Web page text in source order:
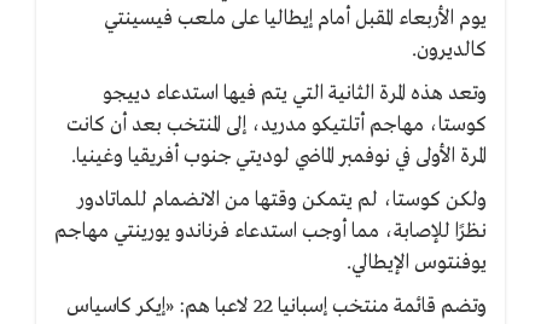
يوم الأربعاء المقبل أمام إيطاليا على ملعب فيسينتي
كالديرون.
وتعد هذه المرة الثانية التي يتم فيها استدعاء دييجو
كوستا، مهاجم أتلتيكو مدريد، إلى المنتخب بعد أن كانت
المرة الأولى في نوفمبر الماضي لوديتي جنوب أفريقيا وغينيا.
ولكن كوستا، لم يتمكن وقتها من الانضمام للماتادور
نظرًا للإصابة، مما أوجب استدعاء فرناندو يورينتي مهاجم
يوفنتوس الإيطالي.
وتضم قائمة منتخب إسبانيا 22 لاعبا هم: «إيكر كاسياس